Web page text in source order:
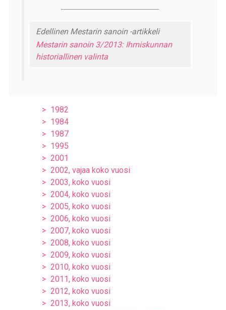
Edellinen Mestarin sanoin -artikkeli
Mestarin sanoin 3/2013: Ihmiskunnan
historiallinen valinta
1982
1984
1987
1995
2001
2002, vajaa koko vuosi
2003, koko vuosi
2004, koko vuosi
2005, koko vuosi
2006, koko vuosi
2007, koko vuosi
2008, koko vuosi
2009, koko vuosi
2010, koko vuosi
2011, koko vuosi
2012, koko vuosi
2013, koko vuosi